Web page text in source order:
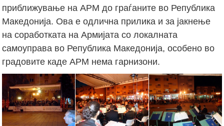
приближување на АРМ до граѓаните во Република
Македонија. Ова е одлична прилика и за јакнење
на соработката на Армијата со локалната
самоуправа во Република Македонија, особено во
градовите каде АРМ нема гарнизони.